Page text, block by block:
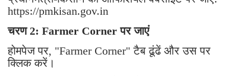
https://pmkisan.gov.in
चरण 2: Farmer Corner पर जाएं
होमपेज पर, "Farmer Corner" टैब ढूंढें और उस पर
क्लिक करें।